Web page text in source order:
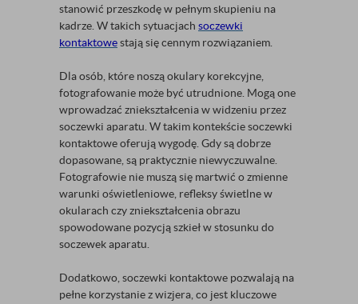
stanowić przeszkodę w pełnym skupieniu na
kadrze. W takich sytuacjach soczewki
kontaktowestają się cennym rozwiązaniem.
Dla osób, które noszą okulary korekcyjne,
fotografowanie może być utrudnione. Mogą one
wprowadzać zniekształcenia w widzeniu przez
soczewki aparatu. W takim kontekście soczewki
kontaktowe oferują wygodę. Gdy są dobrze
dopasowane, są praktycznie niewyczuwalne.
Fotografowie nie muszą się martwić o zmienne
warunki oświetleniowe, refleksy świetlne w
okularach czy zniekształcenia obrazu
spowodowane pozycją szkieł w stosunku do
soczewek aparatu.
Dodatkowo, soczewki kontaktowe pozwalają na
pełne korzystanie z wizjera, co jest kluczowe